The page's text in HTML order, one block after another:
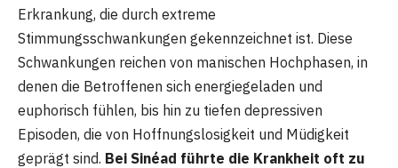
Erkrankung, die durch extreme
Stimmungsschwankungen gekennzeichnet ist. Diese
Schwankungen reichen von manischen Hochphasen, in
denen die Betroffenen sich energiegeladen und
euphorisch fühlen, bis hin zu tiefen depressiven
Episoden, die von Hoffnungslosigkeit und Müdigkeit
geprägt sind. Bei Sinéad führte die Krankheit oft zu